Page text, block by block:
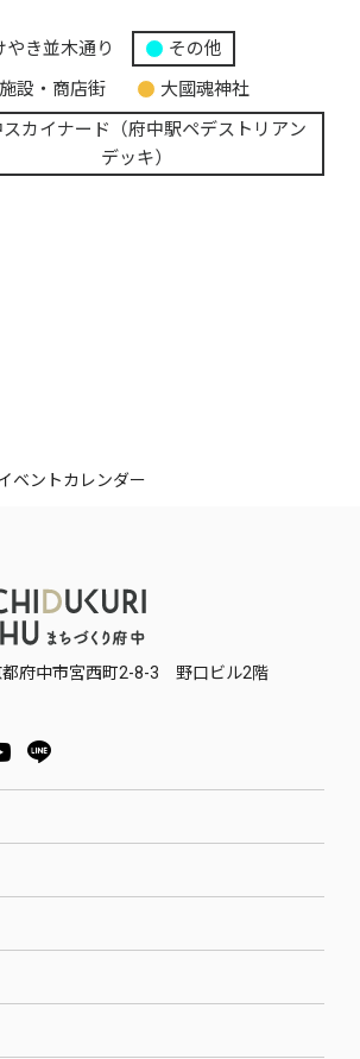
やき並木通り
その他
設・商店街
大國魂神社
カイナード（府中駅ペデストリアン
デッキ）
ベントカレンダー
府中市宮西町2-8-3 野口ビル2階